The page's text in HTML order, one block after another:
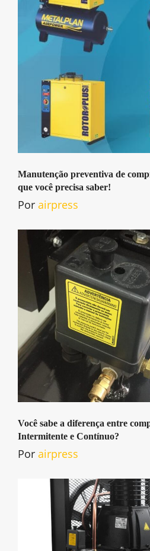
Manutenção preventiva de
que você precisa saber!
Por airpress
Você sabe a diferença entre
Intermitente e Contínuo?
Por airpress